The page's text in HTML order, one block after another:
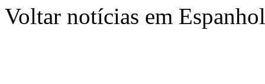
Voltar notícias em Espanhol